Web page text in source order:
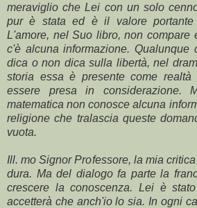
meraviglio che Lei con un solo
pur è stata ed è il valore portante
L'amore, nel Suo libro, non compare
c'è alcuna informazione. Qualunque
dica o non dica sulla libertà, nel
storia essa è presente come realtà
essere presa in considerazione.
matematica non conosce alcuna
religione che tralascia queste
vuota.
Ill. mo Signor Professore, la mia
dura. Ma del dialogo fa parte la
crescere la conoscenza. Lei è
accetterà che anch'io lo sia. In ogni